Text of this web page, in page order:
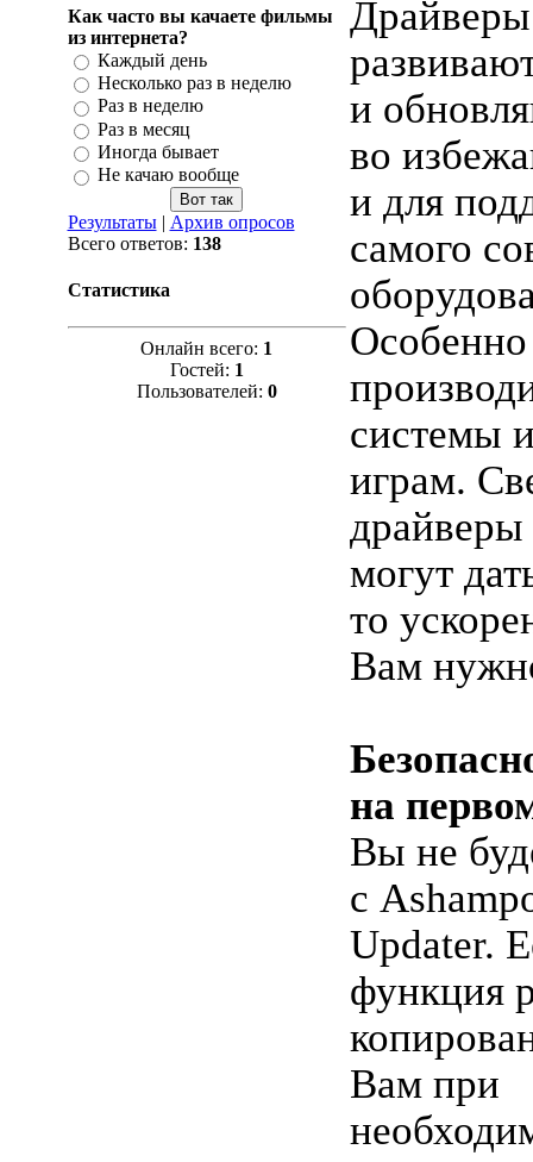
Как часто вы качаете фильмы
из интернета?
Каждый день
Несколько раз в неделю
Раз в неделю
Раз в месяц
Иногда бывает
Не качаю вообще
Результаты| Архив опросов
Всего ответов: 138
Статистика
Онлайн всего: 1
Гостей: 1
Пользователей: 0
и
во
и для
самого
системы
играм.
драйверы
могут
то
Вам
на
Вы не
с
Updater.
функция
Вам при